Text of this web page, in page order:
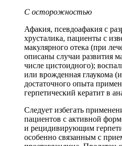
С осторожностью
Афакия, псевдоафакия с
хрусталика, пациенты с
макулярного отека (при
описаны случаи развития
числе цистоидного);
или врожденная глаукома
достаточного опыта
герпетический кератит в
Следует избегать
пациентов с активной
и рецидивирующим
особенно связанным с